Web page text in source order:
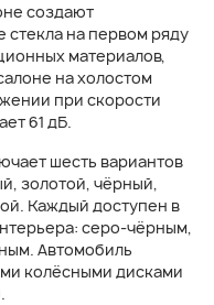
создают
на первом ряду
материалов,
на холостом
при скорости
61 дБ.
шесть вариантов
золотой, чёрный,
Каждый доступен в
серо-чёрным,
Автомобиль
колёсными дисками